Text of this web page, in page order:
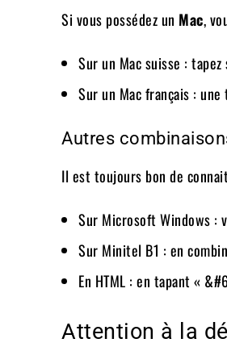
Si vous possédez un Mac,
Sur un Mac suisse :
Sur un Mac français :
Autres
Il est toujours bon de
Sur Microsoft Windows :
Sur Minitel B1 : en
En HTML : en tapant «
Attention à la